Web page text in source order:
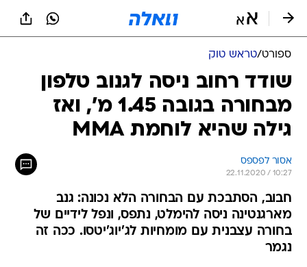
ספורט/טראש טוק
שודד רחוב ניסה לגנוב טלפון
מבחורה בגובה 1.45 מ', ואז
גילה שהיא לוחמת MMA
אסור לפספס
22.11.2020 / 10:27
חבוב, הסתבכת עם הבחורה הלא נכונה: גנב
מארגנטינה ניסה להימלט, נתפס, ונפל לידיים של
בחורה עצבנית עם מומחיות לג'יוג'יטסו. ככה זה
נגמר